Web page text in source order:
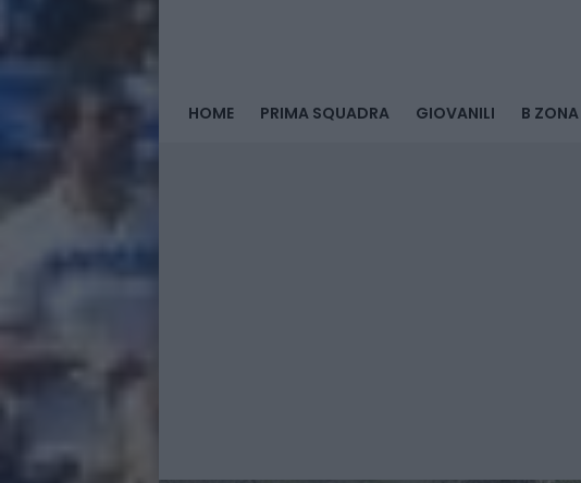
HOME PRIMA SQUADRA GIOVANILI B ZONA